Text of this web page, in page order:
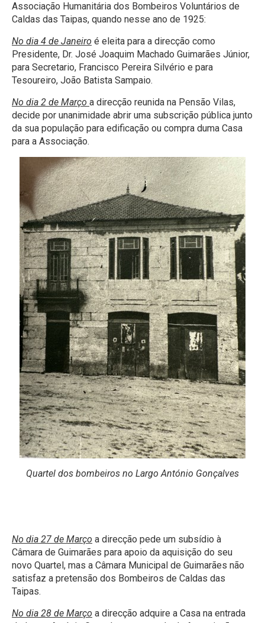
Associação Humanitária dos Bombeiros Voluntários de
Caldas das Taipas, quando nesse ano de 1925:
No dia 4 de Janeiro é eleita para a direcção como
Presidente, Dr. José Joaquim Machado Guimarães Júnior,
para Secretario, Francisco Pereira Silvério e para
Tesoureiro, João Batista Sampaio.
No dia 2 de Março a direcção reunida na Pensão Vilas,
decide por unanimidade abrir uma subscrição pública junto
da sua população para edificação ou compra duma Casa
para a Associação.
Quartel dos bombeiros no Largo António Gonçalves
No dia 27 de Março a direcção pede um subsídio à
Câmara de Guimarães para apoio da aquisição do seu
novo Quartel, mas a Câmara Municipal de Guimarães não
satisfaz a pretensão dos Bombeiros de Caldas das
Taipas.
No dia 28 de Março a direcção adquire a Casa na entrada